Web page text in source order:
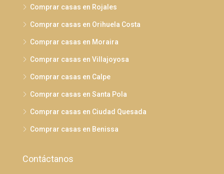
Comprar casas en Rojales
Comprar casas en Orihuela Costa
Comprar casas en Moraira
Comprar casas en Villajoyosa
Comprar casas en Calpe
Comprar casas en Santa Pola
Comprar casas en Ciudad Quesada
Comprar casas en Benissa
Contáctanos